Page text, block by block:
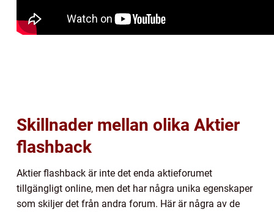
Skillnader mellan olika Aktier
flashback
Aktier flashback är inte det enda aktieforumet
tillgängligt online, men det har några unika egenskaper
som skiljer det från andra forum. Här är några av de